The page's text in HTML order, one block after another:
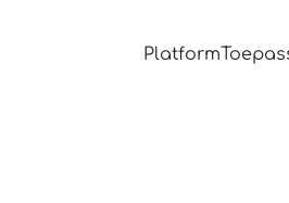
Platform